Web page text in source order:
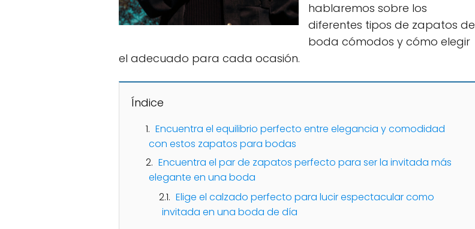
hablaremos sobre los
diferentes tipos de zapatos de
boda cómodos y cómo elegir
el adecuado para cada ocasión.
Índice
Encuentra el equilibrio perfecto entre elegancia y comodidad
con estos zapatos para bodas
Encuentra el par de zapatos perfecto para ser la invitada más
elegante en una boda
Elige el calzado perfecto para lucir espectacular como
invitada en una boda de día